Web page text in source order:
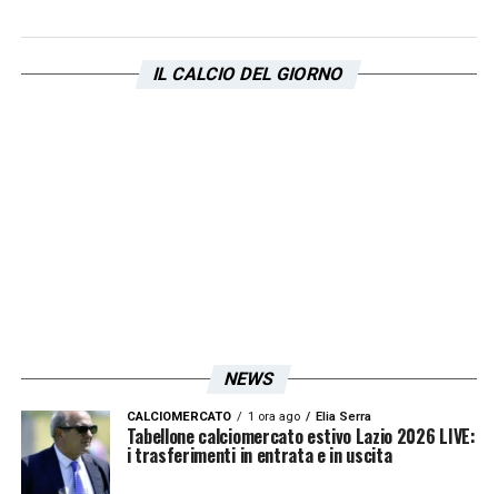
Hasičský záchranný sbor České republiky –
Edvarda Beneše 1128/13
301 00 Plzeň-Bory
+420 377 401 111
IL CALCIO DEL GIORNO
NEWS
CALCIOMERCATO 1 ora ago Elia Serra
Tabellone calciomercato estivo Lazio 2026 LIVE:
i trasferimenti in entrata e in uscita